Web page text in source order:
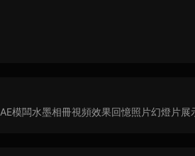
AE模闆水墨相冊視頻效果回憶照片幻燈片展